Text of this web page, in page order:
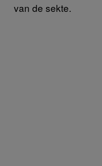
van de sekte.